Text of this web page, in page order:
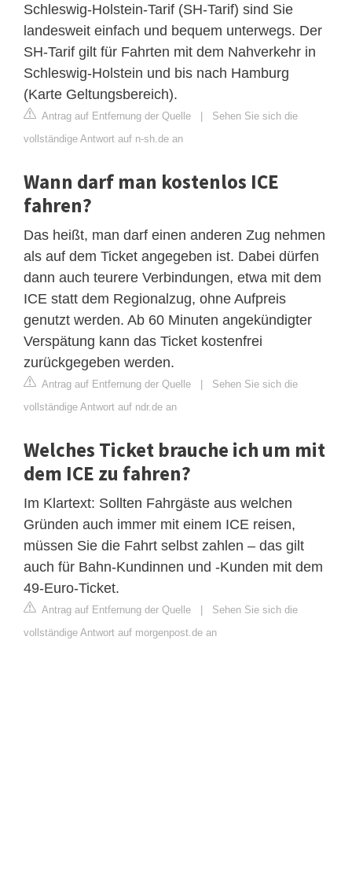
Schleswig-Holstein-Tarif (SH-Tarif) sind Sie
landesweit einfach und bequem unterwegs. Der
SH-Tarif gilt für Fahrten mit dem Nahverkehr in
Schleswig-Holstein und bis nach Hamburg
(Karte Geltungsbereich).
Antrag auf Entfernung der Quelle | Sehen Sie sich die
vollständige Antwort auf n-sh.de an
Wann darf man kostenlos ICE
fahren?
Das heißt, man darf einen anderen Zug nehmen
als auf dem Ticket angegeben ist. Dabei dürfen
dann auch teurere Verbindungen, etwa mit dem
ICE statt dem Regionalzug, ohne Aufpreis
genutzt werden. Ab 60 Minuten angekündigter
Verspätung kann das Ticket kostenfrei
zurückgegeben werden.
Antrag auf Entfernung der Quelle | Sehen Sie sich die
vollständige Antwort auf ndr.de an
Welches Ticket brauche ich um mit
dem ICE zu fahren?
Im Klartext: Sollten Fahrgäste aus welchen
Gründen auch immer mit einem ICE reisen,
müssen Sie die Fahrt selbst zahlen – das gilt
auch für Bahn-Kundinnen und -Kunden mit dem
49-Euro-Ticket.
Antrag auf Entfernung der Quelle | Sehen Sie sich die
vollständige Antwort auf morgenpost.de an